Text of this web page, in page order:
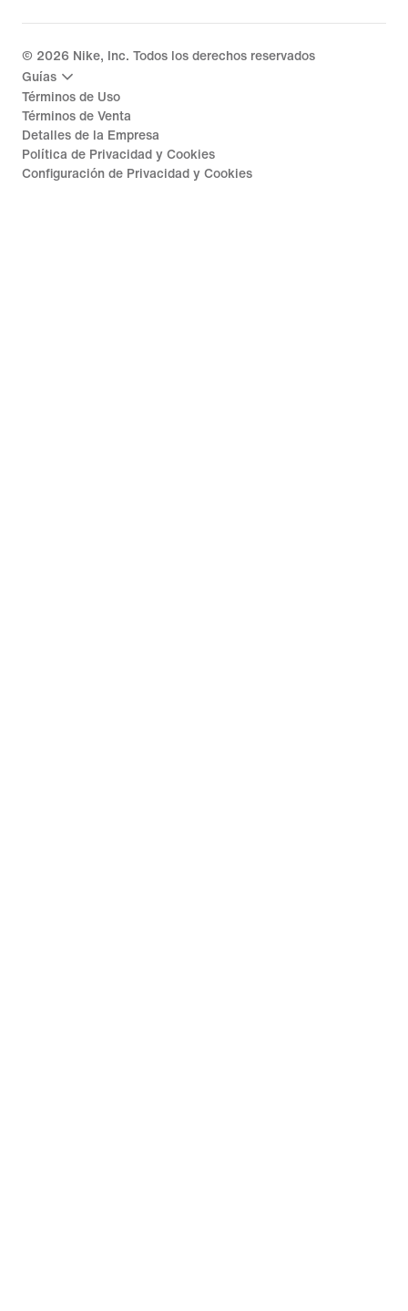
© 2026 Nike, Inc. Todos los derechos reservados
Guías
Términos de Uso
Términos de Venta
Detalles de la Empresa
Política de Privacidad y Cookies
Configuración de Privacidad y Cookies